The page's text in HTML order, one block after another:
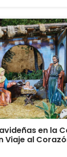
en la
Viaje al